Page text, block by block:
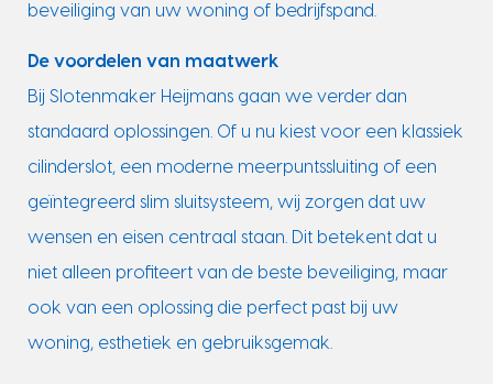
beveiliging van uw woning of bedrijfspand.
De voordelen van maatwerk
Bij Slotenmaker Heijmans gaan we verder dan
standaard oplossingen. Of u nu kiest voor een klassiek
cilinderslot, een moderne meerpuntssluiting of een
geïntegreerd slim sluitsysteem, wij zorgen dat uw
wensen en eisen centraal staan. Dit betekent dat u
niet alleen profiteert van de beste beveiliging, maar
ook van een oplossing die perfect past bij uw
woning, esthetiek en gebruiksgemak.